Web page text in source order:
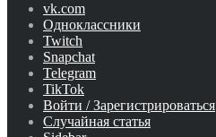
vk.com
Одноклассники
Twitch
Snapchat
Telegram
TikTok
Войти / Зарегистрироваться
Случайная статья